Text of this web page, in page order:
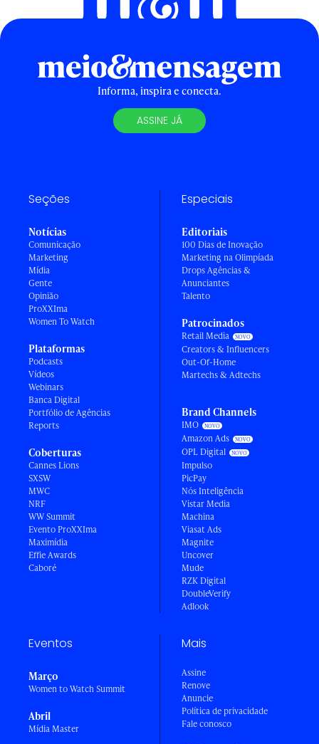
Informa, inspira e conecta.
ASSINE JÁ
Seções
Notícias
Comunicação
Marketing
Mídia
Gente
Opinião
ProXXIma
Women To Watch
Plataformas
Podcasts
Vídeos
Webinars
Banca Digital
Portfólio de Agências
Reports
Coberturas
Cannes Lions
SXSW
MWC
NRF
WW Summit
Evento ProXXIma
Maximídia
Effie Awards
Caboré
Especiais
Editoriais
100 Dias de Inovação
Marketing na Olimpíada
Drops Agências &
Anunciantes
Talento
Patrocinados
Retail Media
Creators & Influencers
Out-Of-Home
Martechs & Adtechs
Brand Channels
IMO
Amazon Ads
OPL Digital
Impulso
PicPay
Nós Inteligência
Vistar Media
Machina
Viasat Ads
Magnite
Uncover
Mude
RZK Digital
DoubleVerify
Adlook
Eventos
Março
Women to Watch Summit
Abril
Mídia Master
Mais
Assine
Renove
Anuncie
Política de privacidade
Fale conosco